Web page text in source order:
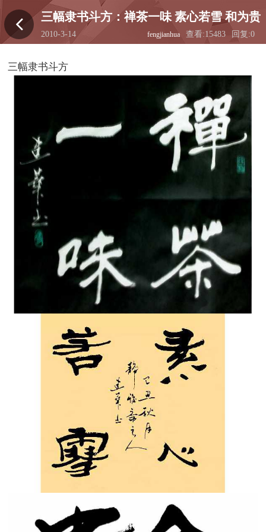
三幅隶书斗方：禅茶一味 素心若雪 和为贵
2010-3-14
16:15:05
回复:0
查看:15483
fengjianhua
三幅隶书斗方